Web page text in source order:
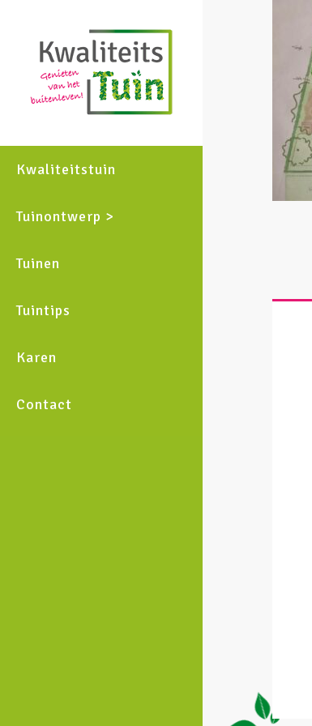
Kwaliteitstuin
Tuinontwerp >
Tuinen
Tuintips
Karen
Contact